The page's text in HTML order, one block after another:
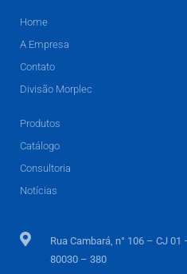
Home
A Empresa
Contato
Divisão Morplec
Produtos
Catálogo
Consultoria
Notícias
Rua Cambará, n° 106 – CJ 01
80030 – 380